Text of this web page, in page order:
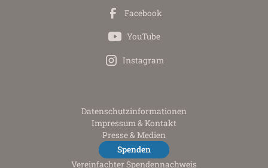
Facebook
YouTube
Instagram
Datenschutz­informationen
Impressum & Kontakt
Presse & Medien
Spenden
Vereinfachter Spendennachweis